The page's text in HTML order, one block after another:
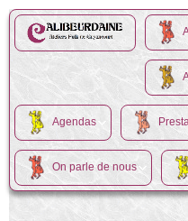
Agendas
On parle de nous